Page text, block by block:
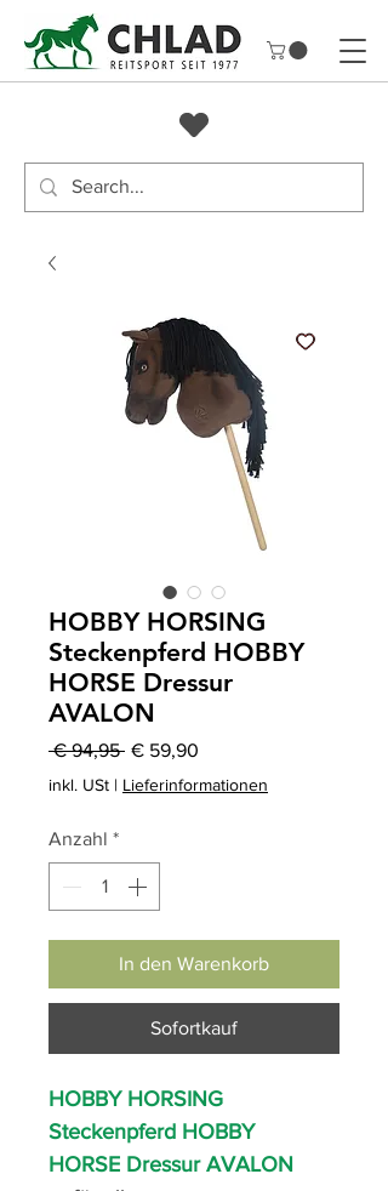
HOBBY HORSING
Steckenpferd HOBBY
HORSE Dressur
AVALON
€ 94,95 Standardpreis
€ 59,90
Preis
inkl. USt | Lieferinformationen
Anzahl *
In den Warenkorb
Sofortkauf
HOBBY HORSING
Steckenpferd HOBBY
HORSE Dressur AVALON